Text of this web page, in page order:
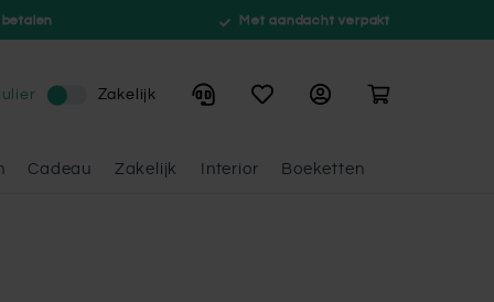
Met aandacht verpakt
Cadeau Zakelijk Interior Boeketten
Zakelijk Winkelwagen